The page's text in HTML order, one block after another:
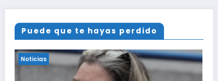
Puede que te hayas perdido
Noticias